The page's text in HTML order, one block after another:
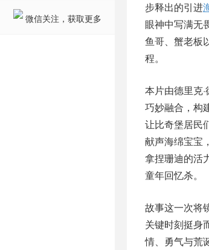
微信关注，获取更多
步释出的引进
眼神中写满无
鱼哥、蟹老板
程。
本片由德里克
巧妙融合，构
让比奇堡居民
献声海绵宝宝
拿捏珊迪的活
童年回忆杀。
故事这一次将
关键时刻挺身
情、勇气与荒